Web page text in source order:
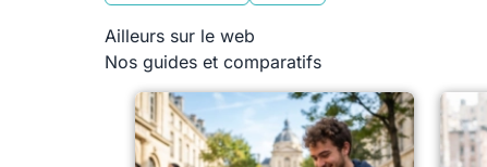
Ailleurs sur le web
Nos guides et comparatifs